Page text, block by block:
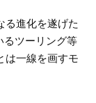
る進化を遂げた
るツーリング等
は一線を画すモ